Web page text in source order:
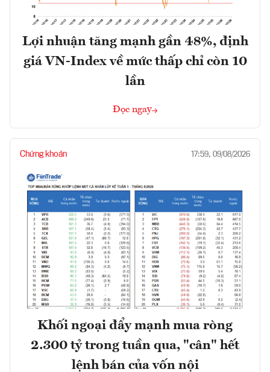
Lợi nhuận tăng mạnh gần 48%, định
giá VN-Index về mức thấp chỉ còn 10
lần
Đọc ngay
Chứng khoán 17:59, 09/08/2026
Khối ngoại đẩy mạnh mua ròng
2.300 tỷ trong tuần qua, "cân" hết
lệnh bán của vốn nội